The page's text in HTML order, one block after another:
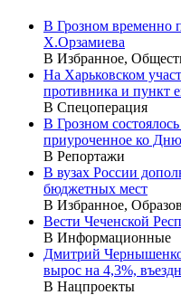
В Грозном временно
Х.Орзамиева
В Избранное,
На Харьковском
противника и пункт
В Спецоперация
В Грозном
приуроченное ко
В Репортажи
В вузах России
бюджетных мест
В Избранное,
Вести Чеченской
В Информационные
Дмитрий
вырос на 4,3%,
В Нацпроекты